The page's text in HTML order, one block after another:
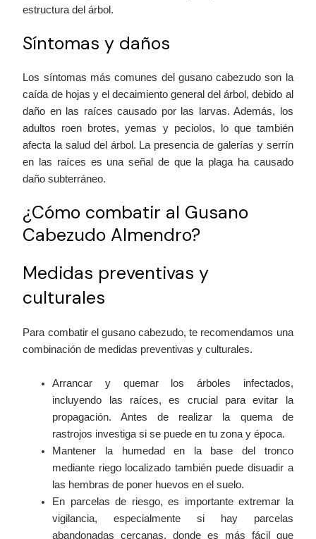
estructura del árbol.
Síntomas y daños
Los síntomas más comunes del gusano cabezudo son la
caída de hojas y el decaimiento general del árbol, debido al
daño en las raíces causado por las larvas. Además, los
adultos roen brotes, yemas y peciolos, lo que también
afecta la salud del árbol. La presencia de galerías y serrín
en las raíces es una señal de que la plaga ha causado
daño subterráneo.
¿Cómo combatir al Gusano
Cabezudo Almendro?
Medidas preventivas y
culturales
Para combatir el gusano cabezudo, te recomendamos una
combinación de medidas preventivas y culturales.
Arrancar y quemar los árboles infectados,
incluyendo las raíces, es crucial para evitar la
propagación. Antes de realizar la quema de
rastrojos investiga si se puede en tu zona y época.
Mantener la humedad en la base del tronco
mediante riego localizado también puede disuadir a
las hembras de poner huevos en el suelo.
En parcelas de riesgo, es importante extremar la
vigilancia, especialmente si hay parcelas
abandonadas cercanas, donde es más fácil que